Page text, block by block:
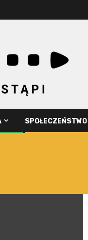
SPOŁECZEŃSTWO